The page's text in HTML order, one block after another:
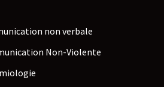
non verbale
Non-Violente